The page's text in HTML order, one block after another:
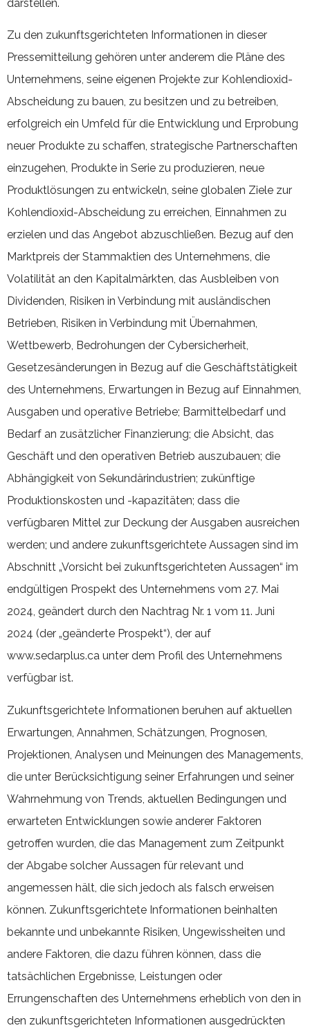
darstellen.
Zu den zukunftsgerichteten Informationen in dieser
Pressemitteilung gehören unter anderem die Pläne des
Unternehmens, seine eigenen Projekte zur Kohlendioxid-
Abscheidung zu bauen, zu besitzen und zu betreiben,
erfolgreich ein Umfeld für die Entwicklung und Erprobung
neuer Produkte zu schaffen, strategische Partnerschaften
einzugehen, Produkte in Serie zu produzieren, neue
Produktlösungen zu entwickeln, seine globalen Ziele zur
Kohlendioxid-Abscheidung zu erreichen, Einnahmen zu
erzielen und das Angebot abzuschließen. Bezug auf den
Marktpreis der Stammaktien des Unternehmens, die
Volatilität an den Kapitalmärkten, das Ausbleiben von
Dividenden, Risiken in Verbindung mit ausländischen
Betrieben, Risiken in Verbindung mit Übernahmen,
Wettbewerb, Bedrohungen der Cybersicherheit,
Gesetzesänderungen in Bezug auf die Geschäftstätigkeit
des Unternehmens, Erwartungen in Bezug auf Einnahmen,
Ausgaben und operative Betriebe; Barmittelbedarf und
Bedarf an zusätzlicher Finanzierung; die Absicht, das
Geschäft und den operativen Betrieb auszubauen; die
Abhängigkeit von Sekundärindustrien; zukünftige
Produktionskosten und -kapazitäten; dass die
verfügbaren Mittel zur Deckung der Ausgaben ausreichen
werden; und andere zukunftsgerichtete Aussagen sind im
Abschnitt „Vorsicht bei zukunftsgerichteten Aussagen“ im
endgültigen Prospekt des Unternehmens vom 27. Mai
2024, geändert durch den Nachtrag Nr. 1 vom 11. Juni
2024 (der „geänderte Prospekt“), der auf
www.sedarplus.ca unter dem Profil des Unternehmens
verfügbar ist.
Zukunftsgerichtete Informationen beruhen auf aktuellen
Erwartungen, Annahmen, Schätzungen, Prognosen,
Projektionen, Analysen und Meinungen des Managements,
die unter Berücksichtigung seiner Erfahrungen und seiner
Wahrnehmung von Trends, aktuellen Bedingungen und
erwarteten Entwicklungen sowie anderer Faktoren
getroffen wurden, die das Management zum Zeitpunkt
der Abgabe solcher Aussagen für relevant und
angemessen hält, die sich jedoch als falsch erweisen
können. Zukunftsgerichtete Informationen beinhalten
bekannte und unbekannte Risiken, Ungewissheiten und
andere Faktoren, die dazu führen können, dass die
tatsächlichen Ergebnisse, Leistungen oder
Errungenschaften des Unternehmens erheblich von den in
den zukunftsgerichteten Informationen ausgedrückten